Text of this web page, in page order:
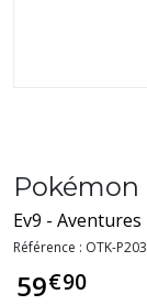
Pokémon
Ev9 - Aventures
Référence : OTK-
59€90